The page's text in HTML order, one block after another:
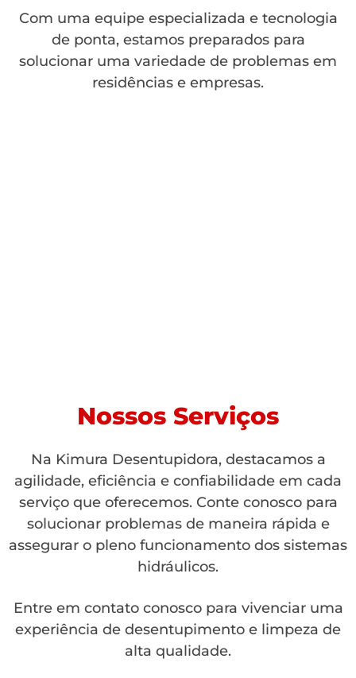
Com uma equipe especializada e tecnologia
de ponta, estamos preparados para
solucionar uma variedade de problemas em
residências e empresas.
Nossos Serviços
Na Kimura Desentupidora, destacamos a
agilidade, eficiência e confiabilidade em cada
serviço que oferecemos. Conte conosco para
solucionar problemas de maneira rápida e
assegurar o pleno funcionamento dos sistemas
hidráulicos.
Entre em contato conosco para vivenciar uma
experiência de desentupimento e limpeza de
alta qualidade.